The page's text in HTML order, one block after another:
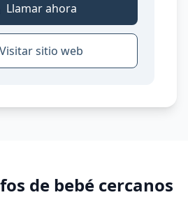
Llamar ahora
Visitar sitio web
de bebé cercanos